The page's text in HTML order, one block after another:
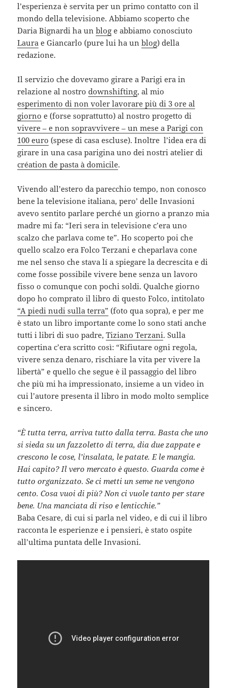
l’esperienza è servita per un primo contatto con il
mondo della televisione. Abbiamo scoperto che
Daria Bignardi ha unblog e abbiamo conosciuto
Laura e Giancarlo (pure lui ha unblog) della
redazione.
Il servizio che dovevamo girare a Parigi era in
relazione al nostrodownshifting, al mio
esperimento di non voler lavorare più di 3 ore al
giorno e (forse soprattutto) al nostro progetto di
vivere – e non sopravvivere – un mese a Parigi con
100 euro (spese di casa escluse). Inoltre l’idea era di
girare in una casa parigina uno dei nostri atelier di
création de pasta à domicile.
Vivendo all’estero da parecchio tempo, non conosco
bene la televisione italiana, pero’ delle Invasioni
avevo sentito parlare perché un giorno a pranzo mia
madre mi fa: “Ieri sera in televisione c’era uno
scalzo che parlava come te”. Ho scoperto poi che
quello scalzo era Folco Terzani e cheparlava cone
me nel senso che stava lí a spiegare la decrescita e di
come fosse possibile vivere bene senza un lavoro
fisso o comunque con pochi soldi. Qualche giorno
dopo ho comprato il libro di questo Folco, intitolato
“A piedi nudi sulla terra” (foto qua sopra), e per me
è stato un libro importante come lo sono stati anche
tutti i libri di suo padre,Tiziano Terzani. Sulla
copertina c’era scritto così: “Rifiutare ogni regola,
vivere senza denaro, rischiare la vita per vivere la
libertà” e quello che segue è il passaggio del libro
che più mi ha impressionato, insieme a un video in
cui l’autore presenta il libro in modo molto semplice
e sincero.
“È tutta terra, arriva tutto dalla terra. Basta che uno
si sieda su un fazzoletto di terra, dia due zappate e
crescono le cose, l’insalata, le patate. E le mangia.
Hai capito? Il vero mercato è questo. Guarda come è
tutto organizzato. Se ci metti un seme ne vengono
cento. Cosa vuoi di più? Non ci vuole tanto per stare
bene. Una manciata di riso e lenticchie.”
Baba Cesare, di cui si parla nel video, e di cui il libro
racconta le esperienze e i pensieri, è stato ospite
all’ultima puntata delle Invasioni.